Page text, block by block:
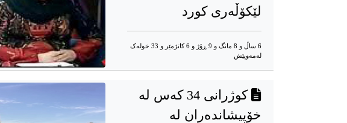
لێکۆڵەری کورد
6 ساڵ و 8 مانگ و 9 ڕۆژ و 6 کاتژمێر و 33 خوله‌ک
له‌مه‌وپێش‌
کوژرانی 34 کەس لە
خۆپیشاندەران لە